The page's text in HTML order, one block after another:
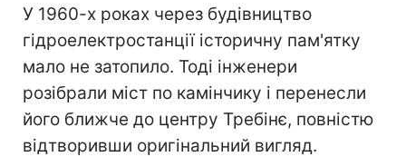
У 1960-х роках через будівництво
гідроелектростанції історичну пам'ятку
мало не затопило. Тоді інженери
розібрали міст по камінчику і перенесли
його ближче до центру Требінє, повністю
відтворивши оригінальний вигляд.